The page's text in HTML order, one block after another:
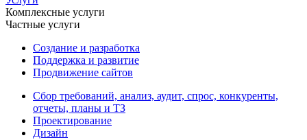
Комплексные услуги
Частные услуги
Создание и разработка
Поддержка и развитие
Продвижение сайтов
Сбор требований, анализ, аудит, спрос, конкуренты,
отчеты, планы и ТЗ
Проектирование
Дизайн